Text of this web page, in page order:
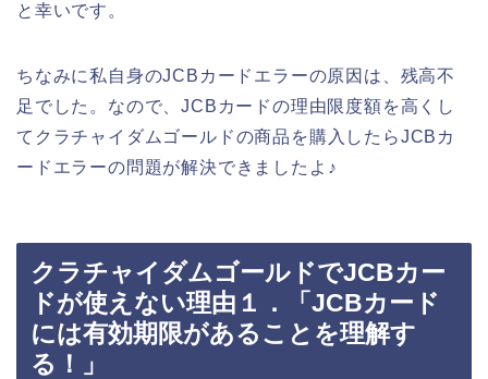
と幸いです。
ちなみに私自身のJCBカードエラーの原因は、残高不
足でした。なので、JCBカードの理由限度額を高くし
てクラチャイダムゴールドの商品を購入したらJCBカ
ードエラーの問題が解決できましたよ♪
クラチャイダムゴールドでJCBカー
ドが使えない理由１．「JCBカード
には有効期限があることを理解す
る！」